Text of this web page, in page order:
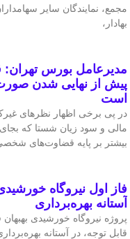
مجمع، نمایندگان سایر
بهادار،
مدیرعامل بورس تهران:
پیش از نهایی شدن
است
در پی برخی اظهار نظرهای
مالی و سود زیان شستا که
بیشتر بر پایه قضاوت‌‌های
فاز اول نیروگاه
آستانه بهره‌برداری
پروژه نیروگاه خورشیدی
قابل‌ توجه، در آستانه